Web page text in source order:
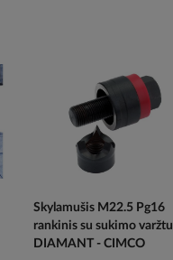
Skylamušis M22.5 Pg16
rankinis su sukimo varžtu
DIAMANT - CIMCO